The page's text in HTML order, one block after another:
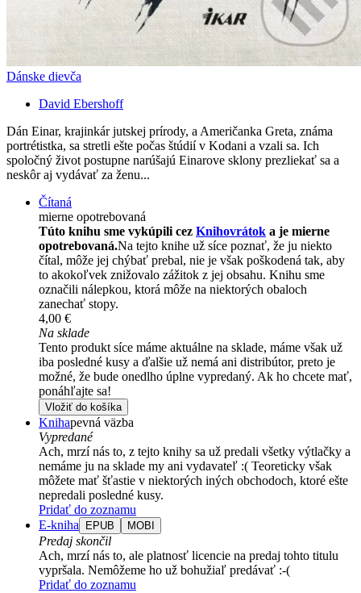
Dánske dievča
David Ebershoff
Dán Einar, krajinkár jutskej prírody, a Američanka Greta, známa
portrétistka, sa stretli ešte počas štúdií v Kodani a vzali sa. Ich
spoločný život postupne narúšajú Einarove sklony prezliekať sa a
neskôr aj vydávať za ženu...
Čítaná
mierne opotrebovaná
Túto knihu sme vykúpili cez Knihovrátok a je mierne
opotrebovaná.Na tejto knihe už síce poznať, že ju niekto
čítal, môže jej chýbať prebal, nie je však poškodená tak, aby
to akokoľvek znižovalo zážitok z jej obsahu. Knihu sme
označili nálepkou, ktorá môže na niektorých obaloch
zanechať stopy.
4,00 €
Na sklade
Tento produkt síce máme aktuálne na sklade, máme však už
iba posledné kusy a ďalšie už nemá ani distribútor, preto je
možné, že bude onedlho úplne vypredaný. Ak ho chcete mať,
ponáhľajte sa!
Vložiť do košíka
Knihapevná väzba
Vypredané
Ach, mrzí nás to, z tejto knihy sa už predali všetky výtlačky a
nemáme ju na sklade my ani vydavateľ :( Teoreticky však
môžete mať šťastie v niektorých iných obchodoch, ktoré ešte
nepredali posledné kusy.
Pridať do zoznamu
E-kniha
EPUB MOBI
Predaj skončil
Ach, mrzí nás to, ale platnosť licencie na predaj tohto titulu
vypršala. Nemôžeme ho už bohužiaľ predávať :-(
Pridať do zoznamu